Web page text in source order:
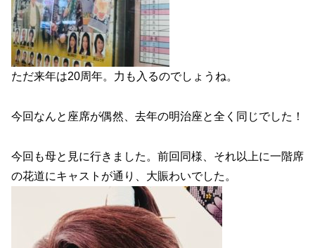
ただ来年は20周年。力も入るのでしょうね。
今回なんと座席が偶然、去年の明治座と全く同じでした！
今回も母と見に行きました。前回同様、それ以上に一階席
の花道にキャストが通り、大賑わいでした。